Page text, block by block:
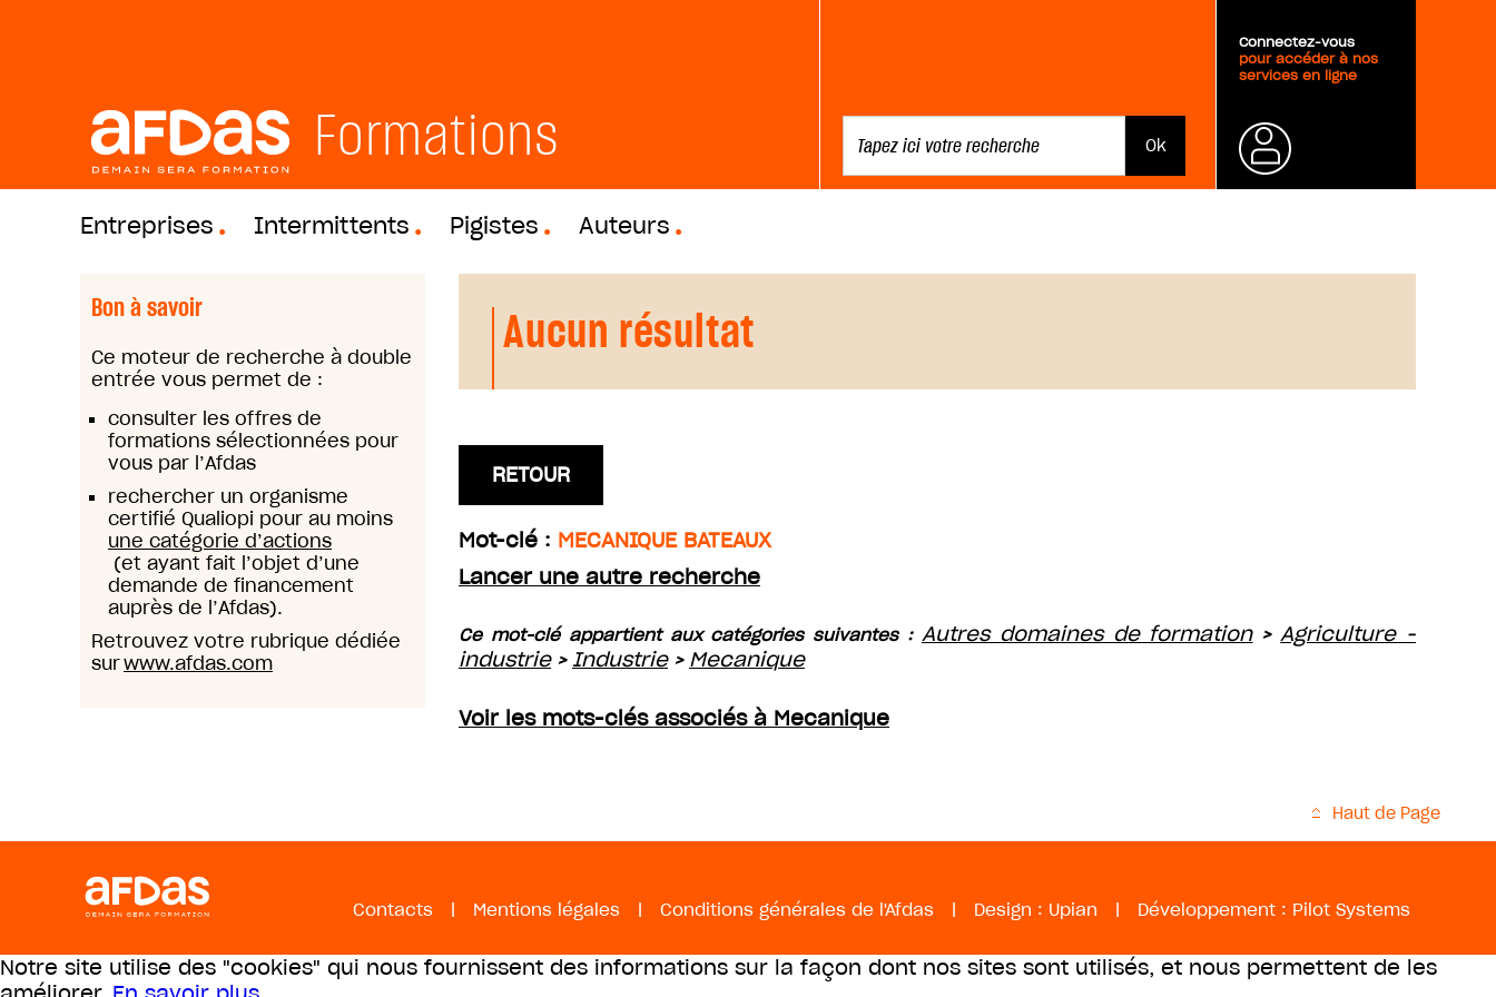
Formations
Connectez-vous
pour accéder à nos
services en ligne
Entreprises Intermittents Pigistes Auteurs
Bon à savoir
Ce moteur de recherche à double
entrée vous permet de :
consulter les offres de
formations sélectionnées pour
vous par l’Afdas
rechercher un organisme
certifié Qualiopi pour au moins
une catégorie d’actions
(et ayant fait l’objet d’une
demande de financement
auprès de l’Afdas).
Retrouvez votre rubrique dédiée
surwww.afdas.com
Aucun résultat
RETOUR
Mot-clé : MECANIQUE BATEAUX
Lancer une autre recherche
Ce mot-clé appartient aux catégories suivantes : Autres domaines de formation>Agriculture -
industrie> Industrie> Mecanique
Voir les mots-clés associés à Mecanique
Haut de Page
Contacts | Mentions légales | Conditions générales de l'Afdas | Design : Upian | Développement : Pilot Systems
Notre site utilise des "cookies" qui nous fournissent des informations sur la façon dont nos sites sont utilisés, et nous permettent de les